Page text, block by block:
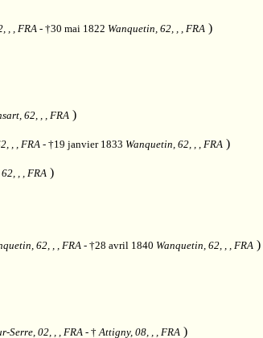
, , FRA - †30 mai 1822 Wanquetin, 62, , , FRA )
62, , , FRA )
, , FRA - †19 janvier 1833 Wanquetin, 62, , , FRA )
, , FRA )
62, , , FRA - †28 avril 1840 Wanquetin, 62, , , FRA )
Serre, 02, , , FRA - † Attigny, 08, , , FRA )